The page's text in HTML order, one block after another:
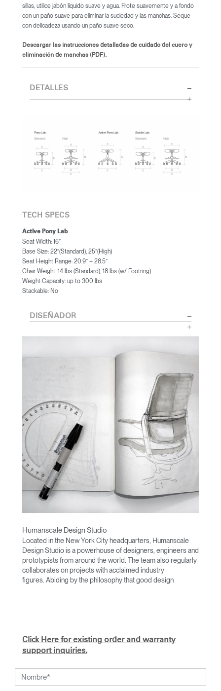
sillas, utilice jabón líquido suave y agua. Frote suavemente y a fondo
con un paño suave para eliminar la suciedad y las manchas. Seque
con delicadeza usando un paño suave seco.
Descargar las instrucciones detalladas de cuidado del cuero y
eliminación de manchas (PDF).
DETALLES
TECH SPECS
Active Pony Lab
Seat Width: 16”
Base Size: 22”(Standard), 25”(High)
Seat Height Range: 20.9” – 28.5”
Chair Weight: 14 lbs (Standard), 18 lbs (w/ Footring)
Weight Capacity: up to 300 lbs
Stackable: No
DISEÑADOR
Humanscale Design Studio
Located in the New York City headquarters, Humanscale
Design Studio is a powerhouse of designers, engineers and
prototypists from around the world. The team also regularly
collaborates on projects with acclaimed industry
figures. Abiding by the philosophy that good design
The design team’s award-winning innovations are backed by
their thorough research into workplace trends and by
ergonomics consultants.
Click Here for existing order and warranty
support inquiries.